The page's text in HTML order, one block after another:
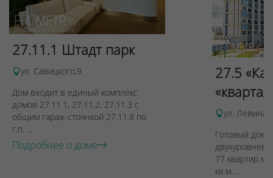
27.11.1 Штадт парк
ул. Савицкого,9
Дом входит в единый комплекс
домов 27.11.1, 27.11.2, 27.11.3 с
общим гараж-стоянкой 27.11.8 по
г.п. ...
Подробнее о доме
27.5
ул. Левина,
Готовый дом
77 квартир
кв.м. ...